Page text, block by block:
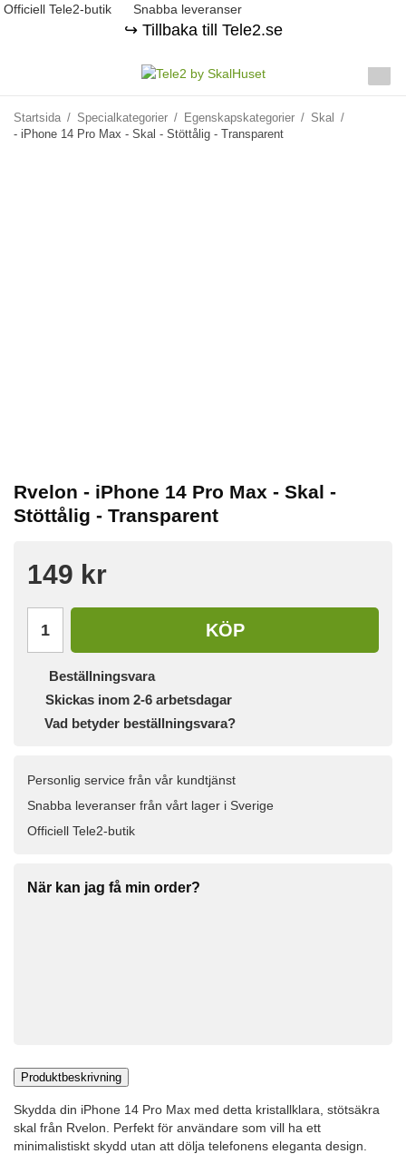
Officiell Tele2-butik Snabba leveranser
↪️ Tillbaka till Tele2.se
Startsida / Specialkategorier / Egenskapskategorier / Skal
/
- iPhone 14 Pro Max - Skal - Stöttålig - Transparent
Rvelon - iPhone 14 Pro Max - Skal -
Stöttålig - Transparent
149 kr
KÖP
Beställningsvara
Skickas inom 2-6 arbetsdagar
Vad betyder beställningsvara?
Personlig service från vår kundtjänst
Snabba leveranser från vårt lager i Sverige
Officiell Tele2-butik
När kan jag få min order?
Produktbeskrivning
Skydda din iPhone 14 Pro Max med detta kristallklara, stötsäkra
skal från Rvelon. Perfekt för användare som vill ha ett
minimalistiskt skydd utan att dölja telefonens eleganta design.